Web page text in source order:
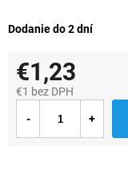
Dodanie do 2 dní
€1,23
€1 bez DPH
cena: